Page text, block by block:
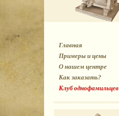
Главная
Примеры и цены
О нашем центре
Как заказать?
Клуб однофамильцев